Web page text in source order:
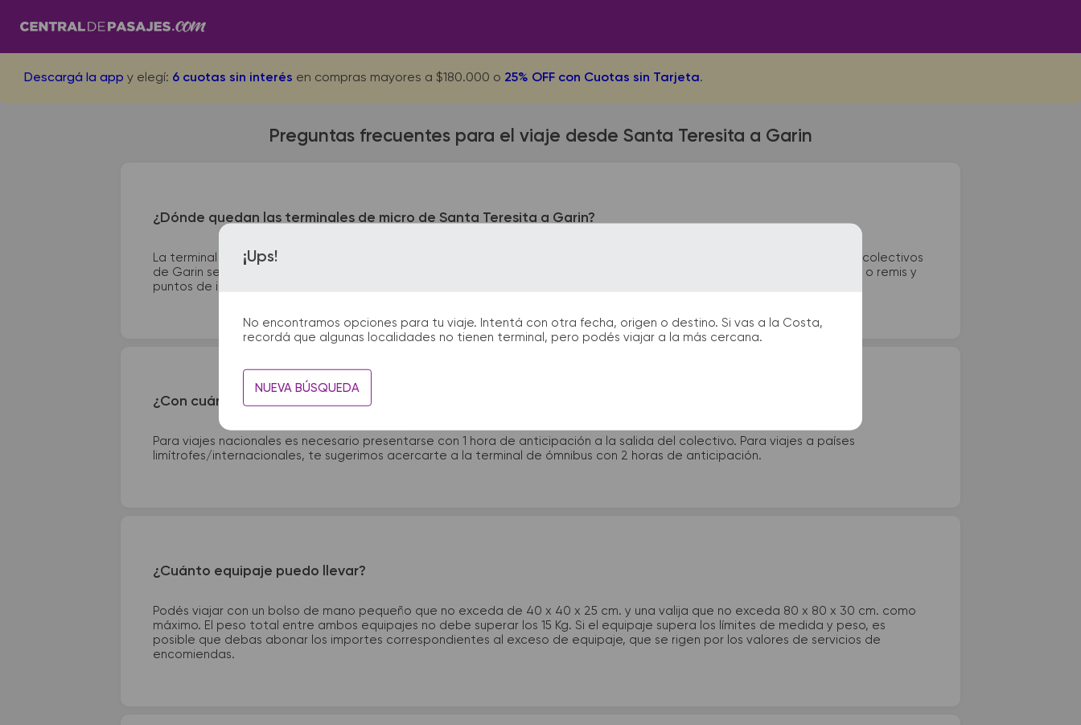
Descargá la app y elegí: 6 cuotas sin interés en compras mayores a $180.000 o 25% OFF con Cuotas sin Tarjeta.
¡Ups!
No encontramos opciones para tu viaje. Intentá con otra fecha, origen o destino. Si vas a la Costa,
recordá que algunas localidades no tienen terminal, pero podés viajar a la más cercana.
NUEVA BÚSQUEDA
Preguntas frecuentes para el viaje desde Santa Teresita a Garin
¿Dónde quedan las terminales de micro de Santa Teresita a Garin?
La terminal de ómnibus de Santa Teresita queda ubicada en Terminal de Ómnibus - Calle 16 entre 34 y 35. La terminal de colectivos
de Garin se encuentra en Puente de Garin. En las terminales de bus podrás encontrar kioscos, sanitarios, paradas de taxi o remis y
puntos de información que te facilitarán la partida y el arribo durante tu viaje.
¿Con cuánta anticipación debo presentarme en la terminal de micros?
Para viajes nacionales es necesario presentarse con 1 hora de anticipación a la salida del colectivo. Para viajes a países
limítrofes/internacionales, te sugerimos acercarte a la terminal de ómnibus con 2 horas de anticipación.
¿Cuánto equipaje puedo llevar?
Podés viajar con un bolso de mano pequeño que no exceda de 40 x 40 x 25 cm. y una valija que no exceda 80 x 80 x 30 cm. como
máximo. El peso total entre ambos equipajes no debe superar los 15 Kg. Si el equipaje supera los límites de medida y peso, es
posible que debas abonar los importes correspondientes al exceso de equipaje, que se rigen por los valores de servicios de
encomiendas.